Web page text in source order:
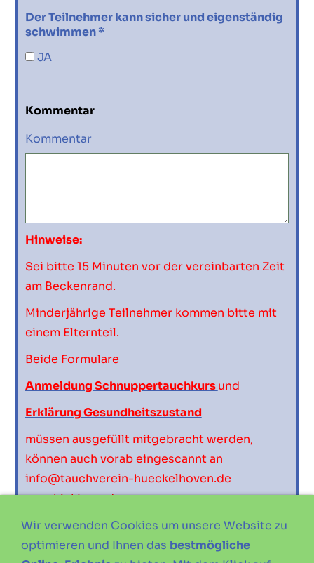
Der Teilnehmer kann sicher und eigenständig
schwimmen *
JA
Kommentar
Kommentar
Hinweise:
Sei bitte 15 Minuten vor der vereinbarten Zeit
am Beckenrand.
Minderjährige Teilnehmer kommen bitte mit
einem Elternteil.
Beide Formulare
Anmeldung Schnuppertauchkursund
Erklärung Gesundheitszustand
müssen ausgefüllt mitgebracht werden,
können auch vorab eingescannt an
info@tauchverein-hueckelhoven.de
geschickt werden.
Der Schnuppertauchkurs ist kostenlos.
Eintritt ins Freibad muss regulär an der Kasse
Wir verwenden Cookies um unsere Website zu
optimieren und Ihnen das bestmögliche